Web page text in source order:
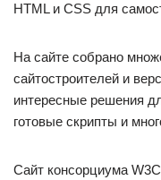
HTML и CSS для
На сайте собрано
сайтостроителей и
интересные решения
готовые скрипты и
Сайт консорциума